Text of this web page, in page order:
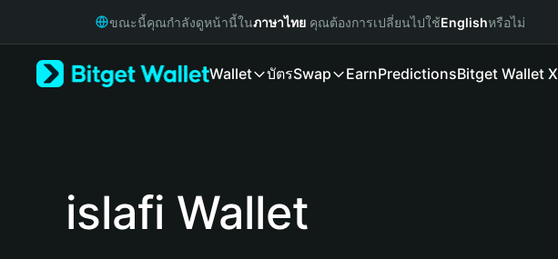
Русский
ขณะนี้คุณกำลังดูหน้านี้ในภาษาไทย คุณต้องการเปลี่ยนไปใช้Englishหรือไม่
Wallet บัตรSwap EarnPredictionsBitget Wallet X
islafi Wallet